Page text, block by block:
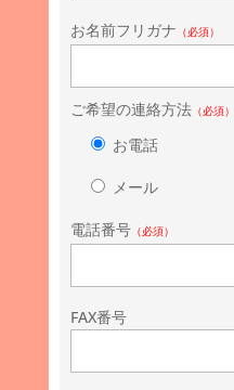
お名前フリガナ （必須）
ご希望の連絡方法（必須）
お電話
メール
電話番号（必須）
FAX番号